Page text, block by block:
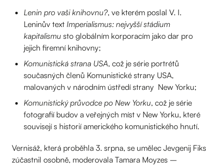
Lenin pro vaši knihovnu?, ve kterém poslal V. I.
Leninův text Imperialismus: nejvyšší stádium
kapitalismu sto globálním korporacím jako dar pro
jejich firemní knihovny;
Komunistická strana USA, což je série portrétů
současných členů Komunistické strany USA,
malovaných v národním ústředí strany New Yorku;
Komunistický průvodce po New Yorku, což je série
fotografií budov a veřejných míst v New Yorku, které
souvisejí s historií amerického komunistického hnutí.
Vernisáž, která proběhla 3. srpna, se umělec Jevgenij Fiks
zúčastnil osobně, moderovala Tamara Moyzes –